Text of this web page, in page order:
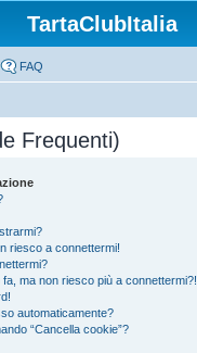
TartaClubItalia
FAQ
Frequenti)
riesco a connettermi!
ma non riesco più a connettermi?!
automaticamente?
“Cancella cookie”?